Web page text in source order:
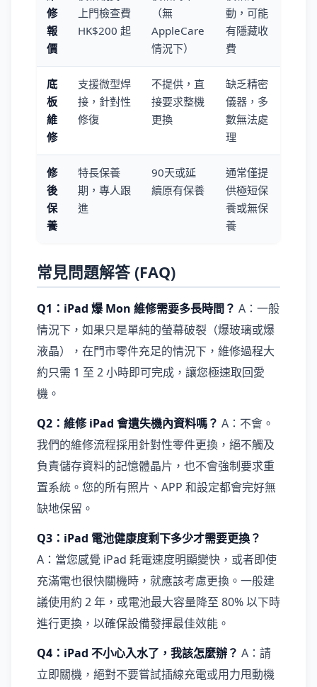
修
報
價
上門檢查費
HK$200 起
（無
AppleCare
情況下）
動，可能
有隱藏收
費
底
板
維
修
支援微型焊
接，針對性
修復
不提供，直
接要求整機
更換
缺乏精密
儀器，多
數無法處
理
修
後
保
養
特長保養
期，專人跟
進
90天或延
續原有保養
通常僅提
供極短保
養或無保
養
常見問題解答 (FAQ)
Q1：iPad 爆 Mon 維修需要多長時間？ A：一般
情況下，如果只是單純的螢幕破裂（爆玻璃或爆
液晶），在門市零件充足的情況下，維修過程大
約只需 1 至 2 小時即可完成，讓您極速取回愛
機。
Q2：維修 iPad 會遺失機內資料嗎？ A：不會。
我們的維修流程採用針對性零件更換，絕不觸及
負責儲存資料的記憶體晶片，也不會強制要求重
置系統。您的所有照片、APP 和設定都會完好無
缺地保留。
Q3：iPad 電池健康度剩下多少才需要更換？
A：當您感覺 iPad 耗電速度明顯變快，或者即使
充滿電也很快關機時，就應該考慮更換。一般建
議使用約 2 年，或電池最大容量降至 80% 以下時
進行更換，以確保設備發揮最佳效能。
Q4：iPad 不小心入水了，我該怎麼辦？ A：請
立即關機，絕對不要嘗試插線充電或用力甩動機